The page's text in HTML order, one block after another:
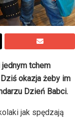
tchem
okazja żeby im
Dzień Babci.
jak spędzają